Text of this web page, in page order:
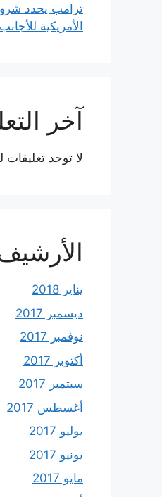
ترامب يحدد
الأمريكية
آخر
لا توجد
يناير 2018
ديسمبر 2017
نوفمبر 2017
أكتوبر 2017
سبتمبر 2017
أغسطس 2017
يوليو 2017
يونيو 2017
مايو 2017